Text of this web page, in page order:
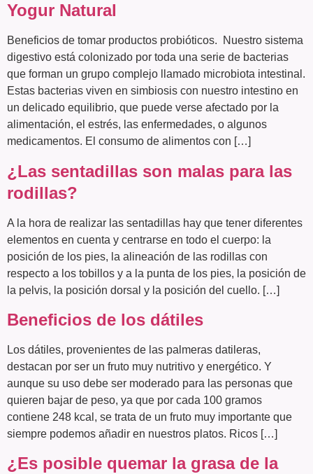
Yogur Natural
Beneficios de tomar productos probióticos. Nuestro sistema
digestivo está colonizado por toda una serie de bacterias
que forman un grupo complejo llamado microbiota intestinal.
Estas bacterias viven en simbiosis con nuestro intestino en
un delicado equilibrio, que puede verse afectado por la
alimentación, el estrés, las enfermedades, o algunos
medicamentos. El consumo de alimentos con […]
¿Las sentadillas son malas para las
rodillas?
A la hora de realizar las sentadillas hay que tener diferentes
elementos en cuenta y centrarse en todo el cuerpo: la
posición de los pies, la alineación de las rodillas con
respecto a los tobillos y a la punta de los pies, la posición de
la pelvis, la posición dorsal y la posición del cuello. […]
Beneficios de los dátiles
Los dátiles, provenientes de las palmeras datileras,
destacan por ser un fruto muy nutritivo y energético. Y
aunque su uso debe ser moderado para las personas que
quieren bajar de peso, ya que por cada 100 gramos
contiene 248 kcal, se trata de un fruto muy importante que
siempre podemos añadir en nuestros platos. Ricos […]
¿Es posible quemar la grasa de la